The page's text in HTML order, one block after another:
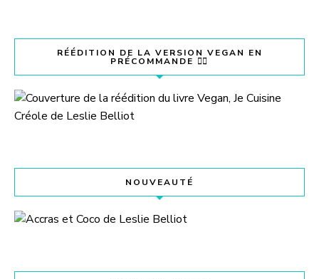
RÉÉDITION DE LA VERSION VEGAN EN
PRÉCOMMANDE 👇🏽
NOUVEAUTÉ